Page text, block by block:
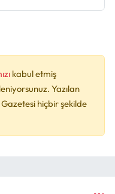
kabul etmiş
Yazılan
hiçbir şekilde